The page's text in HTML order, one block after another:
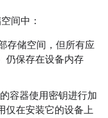
间中：
存储空间，但所有应
仍保存在设备内存
容器使用密钥进行加
仅在安装它的设备上